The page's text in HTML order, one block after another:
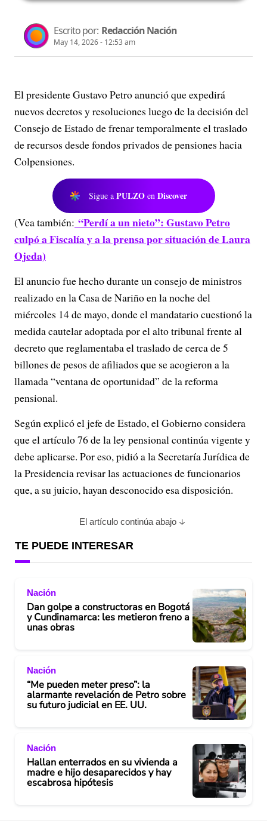
Escrito por: Redacción Nación
May 14, 2026 - 12:53 am
El presidenteGustavo Petroanunció que expedirá
nuevos decretos y resoluciones luego de la decisión del
Consejo de Estado de frenar temporalmente el traslado
de recursos desde fondos privados de pensiones hacia
Colpensiones.
Sigue a PULZO en Discover
(Vea también: “Perdí a un nieto”: Gustavo Petro
culpó a Fiscalía y a la prensa por situación de Laura
Ojeda)
El anuncio fue hecho durante un consejo de ministros
realizado en la Casa de Nariño en la noche del
miércoles 14 de mayo, donde el mandatario cuestionó la
medida cautelar adoptada por el alto tribunal frente al
decreto que reglamentaba el traslado de cerca de 5
billones de pesos de afiliados que se acogieron a la
llamada “ventana de oportunidad” de la reforma
pensional.
Según explicó el jefe de Estado, el Gobierno considera
que el artículo 76 de la ley pensional continúa vigente y
debe aplicarse. Por eso, pidió a la Secretaría Jurídica de
la Presidencia revisar las actuaciones de funcionarios
que, a su juicio, hayan desconocido esa disposición.
El artículo continúa abajo
TE PUEDE INTERESAR
Nación
Dan golpe a constructoras en Bogotá
y Cundinamarca: les metieron freno a
unas obras
Nación
“Me pueden meter preso”: la
alarmante revelación de Petro sobre
su futuro judicial en EE. UU.
Nación
Hallan enterrados en su vivienda a
madre e hijo desaparecidos y hay
escabrosa hipótesis